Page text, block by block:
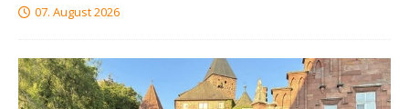
07. August 2026